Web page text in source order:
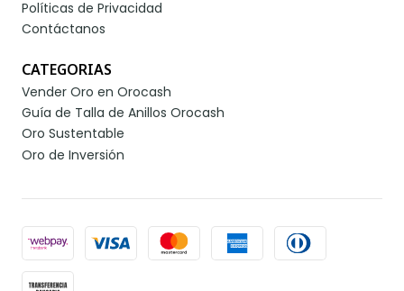
Políticas de Privacidad
Contáctanos
CATEGORIAS
Vender Oro en Orocash
Guía de Talla de Anillos Orocash
Oro Sustentable
Oro de Inversión